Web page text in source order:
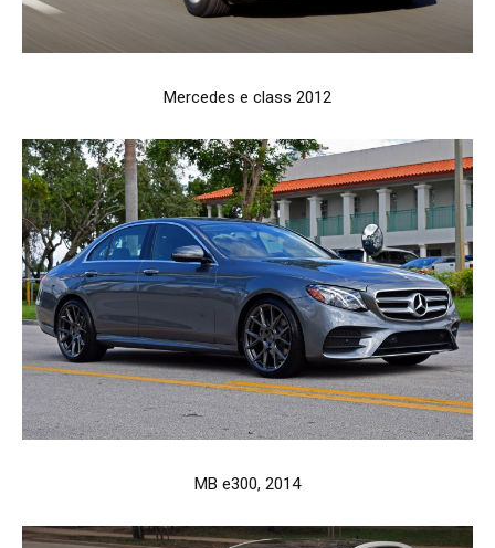
Mercedes e class 2012
MB e300, 2014